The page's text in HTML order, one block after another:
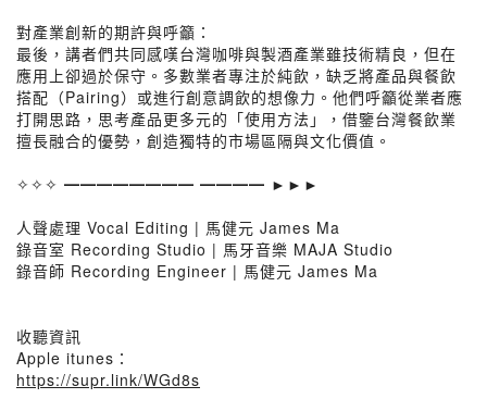
對產業創新的期許與呼籲：
最後，講者們共同感嘆台灣咖啡與製酒產業雖技術精良，但在
應用上卻過於保守。多數業者專注於純飲，缺乏將產品與餐飲
搭配（Pairing）或進行創意調飲的想像力。他們呼籲從業者應
打開思路，思考產品更多元的「使用方法」，借鑒台灣餐飲業
擅長融合的優勢，創造獨特的市場區隔與文化價值。
✧✧✧ ━━━━━━━━ ━━━━ ►►►
人聲處理 Vocal Editing | 馬健元 James Ma
錄音室 Recording Studio | 馬牙音樂 MAJA Studio
錄音師 Recording Engineer | 馬健元 James Ma
收聽資訊
Apple itunes：
https://supr.link/WGd8s